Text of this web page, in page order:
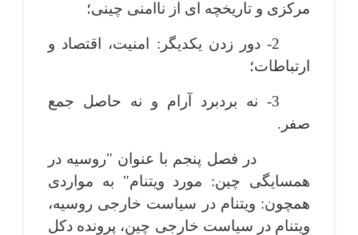
مرکزی و تاریخچه ­ای از ناامنی چینی؛
2- دور زدن یکدیگر: امنیت، اقتصاد و
ارتباطات؛
3- نه بردبرد آرام و نه حاصل جمع
صفر.
در فصل پنجم با عنوان "روسیه در
همسایگی چین: مورد ویتنام" به مواردی
همچون: ویتنام در سیاست خارجی روسیه،
ویتنام در سیاست خارجی چین، پرونده دکل